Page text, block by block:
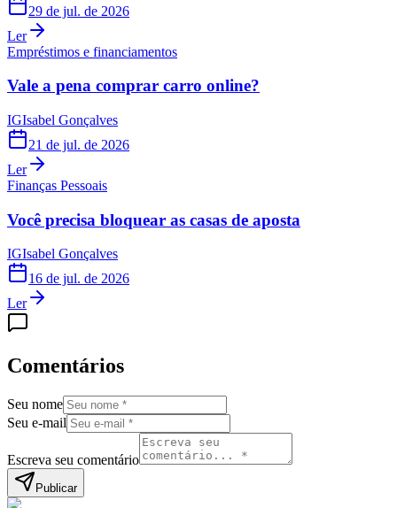
29 de jul. de 2026
Ler
Empréstimos e financiamentos
Vale a pena comprar carro online?
IGIsabel Gonçalves
21 de jul. de 2026
Ler
Finanças Pessoais
Você precisa bloquear as casas de aposta
IGIsabel Gonçalves
16 de jul. de 2026
Ler
Comentários
Seu nome
Seu e-mail
Escreva seu comentário
Publicar